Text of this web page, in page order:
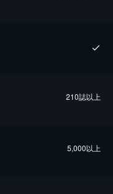
210誌以上
5,000以上